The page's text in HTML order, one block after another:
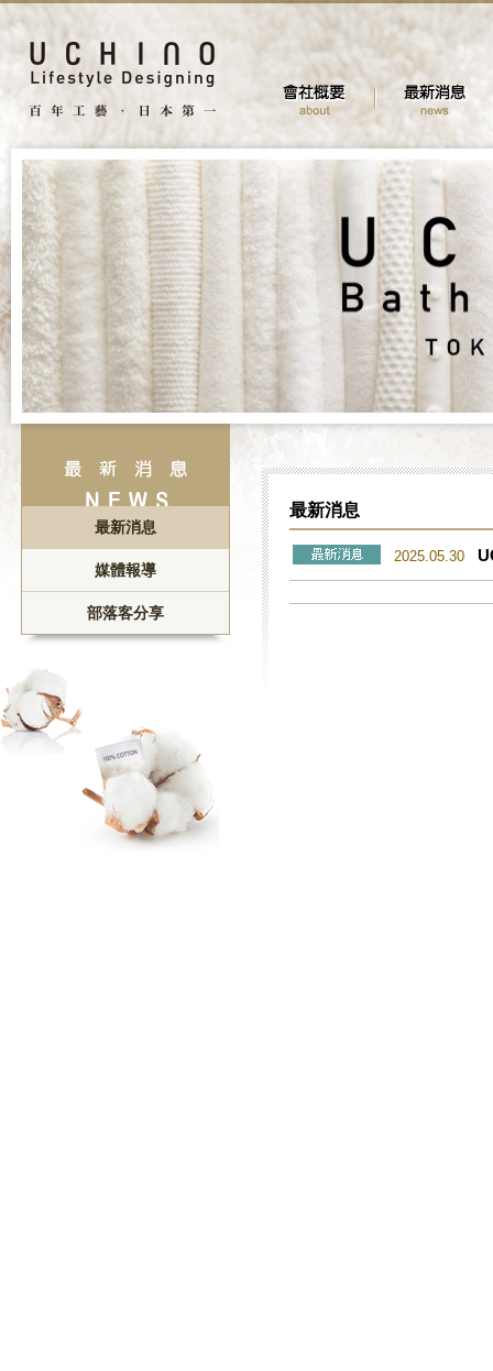
最新消息
媒體報導
部落客分享
最新消息
2025.05.30